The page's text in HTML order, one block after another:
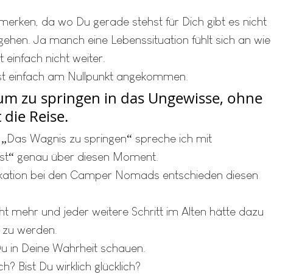
da wo Du gerade stehst für Dich gibt es nicht
Ja manch eine Lebenssituation fühlt sich an wie
einfach nicht weiter.
einfach am Nullpunkt angekommen.
zu springen in das Ungewisse, ohne
Reise.
„Das Wagnis zu springen“ spreche ich mit
genau über diesen Moment.
bei den Camper Nomads entschieden diesen
mehr und jeder weitere Schritt im Alten hätte dazu
werden.
in Deine Wahrheit schauen.
Bist Du wirklich glücklich?